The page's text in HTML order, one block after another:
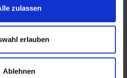
zulassen
erlauben
Ablehnen
altkloster[dot]de